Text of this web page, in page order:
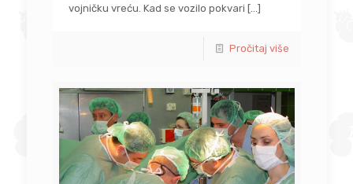
vojničku vreću. Kad se vozilo pokvari […]
Pročitaj više